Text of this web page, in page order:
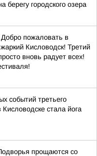
берегу городского озера
пожаловать в
Кисловодск! Третий
вновь радует всех!
событий третьего
стала йога
прощаются со